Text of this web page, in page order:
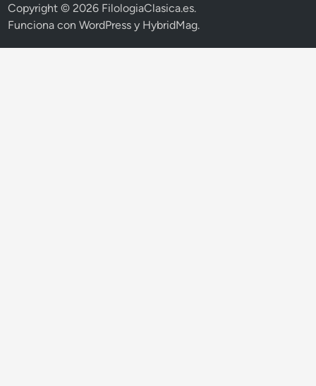
Copyright © 2026 FilologiaClasica.es.
Funciona conWordPress y HybridMag.